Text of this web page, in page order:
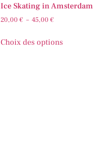
Ice Skating in Amsterdam
20,00 € – 45,00 €
Choix des options